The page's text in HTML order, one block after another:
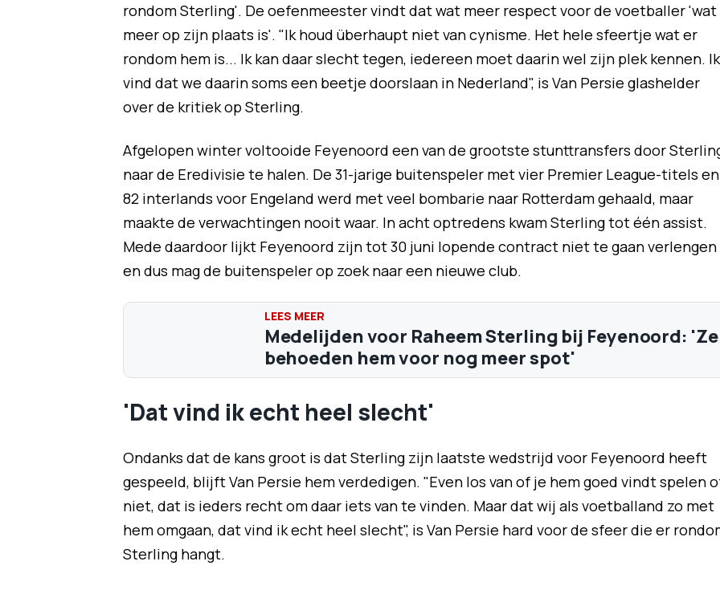
rondom Sterling'. De oefenmeester vindt dat wat meer respect voor de voetballer 'wat
meer op zijn plaats is'. "Ik houd überhaupt niet van cynisme. Het hele sfeertje wat er
rondom hem is... Ik kan daar slecht tegen, iedereen moet daarin wel zijn plek kennen. Ik
vind dat we daarin soms een beetje doorslaan in Nederland", is Van Persie glashelder
over de kritiek op Sterling.
Afgelopen winter voltooide Feyenoord een van de grootste stunttransfers door
naar de Eredivisie te halen. De 31-jarige buitenspeler met vier Premier League-titels en
82 interlands voor Engeland werd met veel bombarie naar Rotterdam gehaald, maar
maakte de verwachtingen nooit waar. In acht optredens kwam Sterling tot één assist.
Mede daardoor lijkt Feyenoord zijn tot 30 juni lopende contract niet te gaan verlengen
en dus mag de buitenspeler op zoek naar een nieuwe club.
Medelijden voor Raheem Sterling bij Feyenoord: 'Ze
behoeden hem voor nog meer spot'
'Dat vind ik echt heel slecht'
Ondanks dat de kans groot is dat Sterling zijn laatste wedstrijd voor Feyenoord heeft
gespeeld, blijft Van Persie hem verdedigen. "Even los van of je hem goed vindt spelen
niet, dat is ieders recht om daar iets van te vinden. Maar dat wij als voetballand zo met
hem omgaan, dat vind ik echt heel slecht", is Van Persie hard voor de sfeer die er
Sterling hangt.